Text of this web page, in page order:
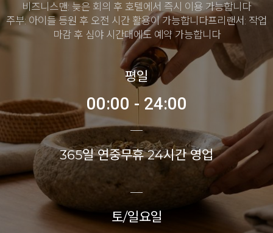
비즈니스맨: 늦은 회의 후 호텔에서 즉시 이용 가능합니다
주부: 아이들 등원 후 오전 시간 활용이 가능합니다프리랜서: 작업
마감 후 심야 시간대에도 예약 가능합니다
평일
00:00 - 24:00
365일 연중무휴 24시간 영업
토/일요일